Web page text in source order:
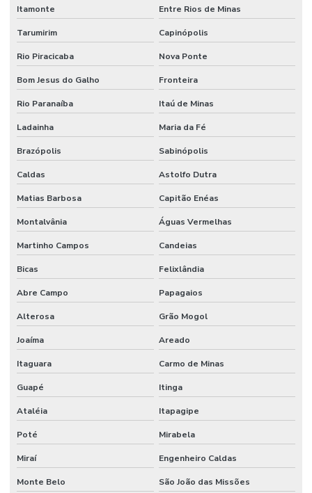
Itamonte Entre Rios de Minas
Tarumirim Capinópolis
Rio Piracicaba Nova Ponte
Bom Jesus do Galho Fronteira
Rio Paranaíba Itaú de Minas
Ladainha Maria da Fé
Brazópolis Sabinópolis
Caldas Astolfo Dutra
Matias Barbosa Capitão Enéas
Montalvânia Águas Vermelhas
Martinho Campos Candeias
Bicas Felixlândia
Abre Campo Papagaios
Alterosa Grão Mogol
Joaíma Areado
Itaguara Carmo de Minas
Guapé Itinga
Ataléia Itapagipe
Poté Mirabela
Miraí Engenheiro Caldas
Monte Belo São João das Missões